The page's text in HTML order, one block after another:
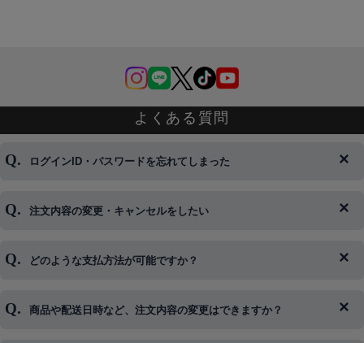
よくある質問
ログインID・パスワードを忘れてしまった
◆下記ページより、ログインIDの変更が可能です。
注文内容の変更・キャンセルをしたい
◆即日発送を行なっている関係上、午後以降のご連絡やキャンセル
※発送後、発送準備が完了しお手続きが間に合わない場合は変更、
どのような支払方法が可能ですか？
◆代金引換・クレジットカード・携帯キャリア決済・おねだり決
商品や配送日時など、注文内容の変更はできますか？